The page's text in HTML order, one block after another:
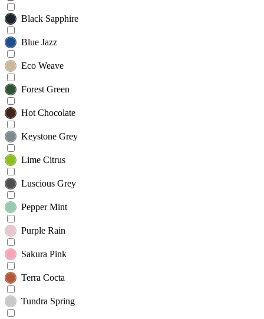
Black Sapphire
Blue Jazz
Eco Weave
Forest Green
Hot Chocolate
Keystone Grey
Lime Citrus
Luscious Grey
Pepper Mint
Purple Rain
Sakura Pink
Terra Cocta
Tundra Spring